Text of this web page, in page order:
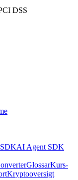
AI Agent SDK
GlossarKurs-
Kryptooversigt